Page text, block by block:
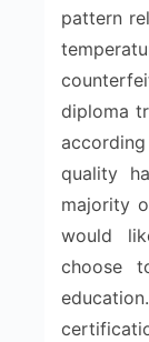
pattern
diploma
quality
majority
would
choose